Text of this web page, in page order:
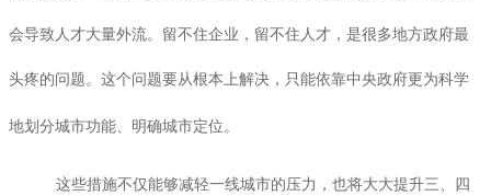
会导致人才大量外流。留不住企业，留不住人才，是很多地方政府最
头疼的问题。这个问题要从根本上解决，只能依靠中央政府更为科学
地划分城市功能、明确城市定位。
这些措施不仅能够减轻一线城市的压力，也将大大提升三、四